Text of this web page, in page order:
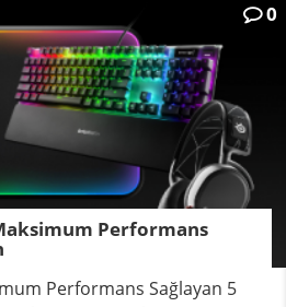
Performans
0
Performans Sağlayan 5